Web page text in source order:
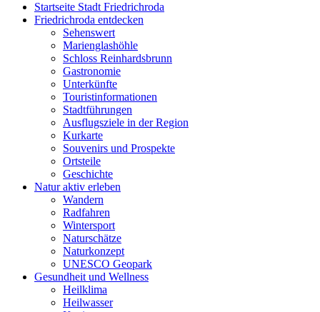
Startseite Stadt Friedrichroda
Friedrichroda entdecken
Sehenswert
Marienglashöhle
Schloss Reinhardsbrunn
Gastronomie
Unterkünfte
Touristinformationen
Stadtführungen
Ausflugsziele in der Region
Kurkarte
Souvenirs und Prospekte
Ortsteile
Geschichte
Natur aktiv erleben
Wandern
Radfahren
Wintersport
Naturschätze
Naturkonzept
UNESCO Geopark
Gesundheit und Wellness
Heilklima
Heilwasser